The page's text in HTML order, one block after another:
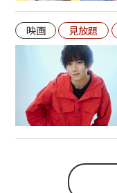
映画 見放題